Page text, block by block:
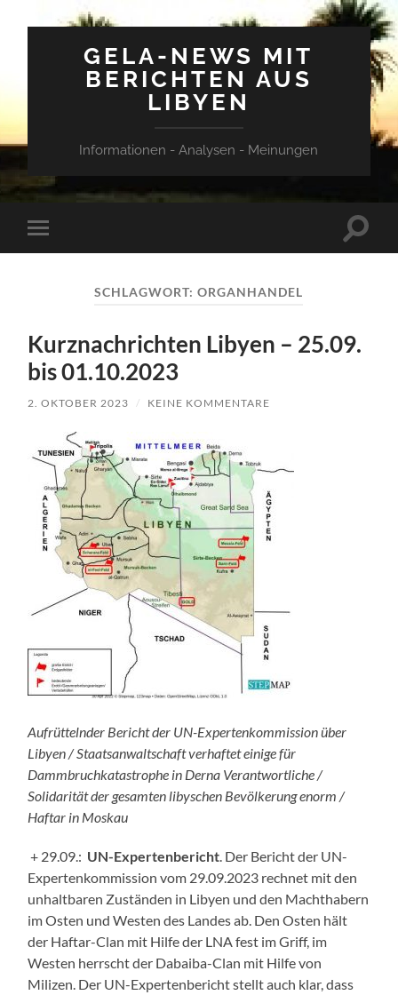
GELA-NEWS MIT
BERICHTEN AUS
LIBYEN
Informationen - Analysen - Meinungen
Mobile-
Menü
SCHLAGWORT:ORGANHANDEL
Kurznachrichten Libyen – 25.09.
bis 01.10.2023
2. OKTOBER 2023 / KEINE KOMMENTARE
Aufrüttelnder Bericht der UN-Expertenkommission über
Libyen / Staatsanwaltschaft verhaftet einige für
Dammbruchkatastrophe in Derna Verantwortliche /
Solidarität der gesamten libyschen Bevölkerung enorm /
Haftar in Moskau
+ 29.09.: UN-Expertenbericht . Der Bericht der UN-
Expertenkommission vom 29.09.2023 rechnet mit den
unhaltbaren Zuständen in Libyen und den Machthabern
im Osten und Westen des Landes ab. Den Osten hält
der Haftar-Clan mit Hilfe der LNA fest im Griff, im
Westen herrscht der Dabaiba-Clan mit Hilfe von
Milizen. Der UN-Expertenbericht stellt auch klar, dass